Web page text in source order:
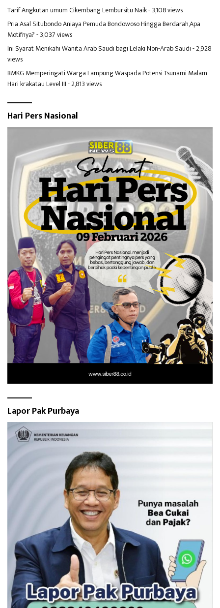
Tarif Angkutan umum Cikembang Lembursitu Naik- 3,108 views
Pria Asal Situbondo Aniaya Pemuda Bondowoso Hingga Berdarah,Apa
Motifnya?- 3,037 views
Ini Syarat Menikahi Wanita Arab Saudi bagi Lelaki Non-Arab Saudi- 2,928
views
BMKG Memperingati Warga Lampung Waspada Potensi Tsunami Malam
Hari krakatau Level III- 2,813 views
Hari Pers Nasional
Lapor Pak Purbaya